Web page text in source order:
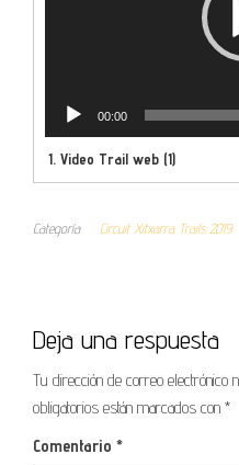
00:00
1. Video Trail web (1)
Categoría Circuit Xitxarra Trails 2019
Deja una respuesta
Tu dirección de correo electrónico
obligatorios están marcados con *
Comentario *